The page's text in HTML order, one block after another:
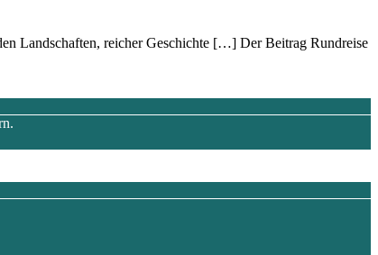
Landschaften, reicher Geschichte […] Der Beitrag Rundreise